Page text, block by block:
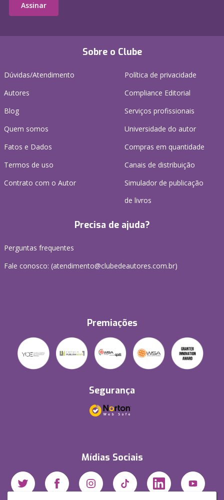
Sobre o Clube
Dúvidas/Atendimento
Autores
Blog
Quem somos
Fatos e Dados
Termos de uso
Contrato com o Autor
Política de privacidade
Compliance Editorial
Serviços profissionais
Universidade do autor
Compras em quantidade
Canais de distribuição
Simulador de publicação
de livros
Precisa de ajuda?
Perguntas frequentes
Fale conosco: (atendimento@clubedeautores.com.br)
Premiações
Segurança
Mídias Sociais
Assinar